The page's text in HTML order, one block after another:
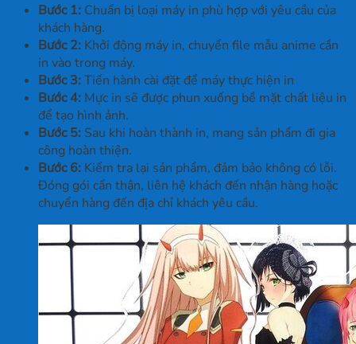
Bước 1: Chuẩn bị loại máy in phù hợp với yêu cầu của
khách hàng.
Bước 2: Khởi động máy in, chuyển file mẫu anime cần
in vào trong máy.
Bước 3:Tiến hành cài đặt để máy thực hiện in
Bước 4: Mực in sẽ được phun xuống bề mặt chất liệu in
để tạo hình ảnh.
Bước 5: Sau khi hoàn thành in, mang sản phẩm đi gia
công hoàn thiện.
Bước 6: Kiểm tra lại sản phẩm, đảm bảo không có lỗi.
Đóng gói cẩn thận, liên hệ khách đến nhận hàng hoặc
chuyển hàng đến địa chỉ khách yêu cầu.